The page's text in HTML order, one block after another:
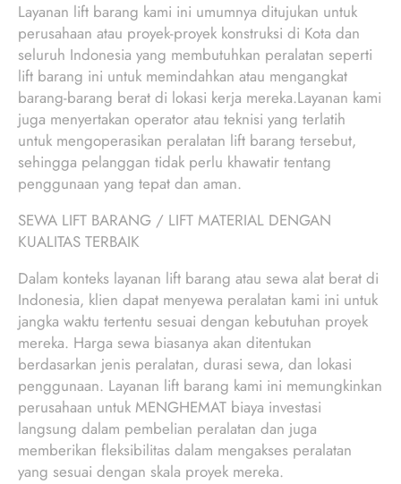
Layanan lift barang kami ini umumnya ditujukan untuk
perusahaan atau proyek-proyek konstruksi di Kota dan
seluruh Indonesia yang membutuhkan peralatan seperti
lift barang ini untuk memindahkan atau mengangkat
barang-barang berat di lokasi kerja mereka.Layanan kami
juga menyertakan operator atau teknisi yang terlatih
untuk mengoperasikan peralatan lift barang tersebut,
sehingga pelanggan tidak perlu khawatir tentang
penggunaan yang tepat dan aman.
SEWA LIFT BARANG / LIFT MATERIAL DENGAN
KUALITAS TERBAIK
Dalam konteks layanan lift barang atau sewa alat berat di
Indonesia, klien dapat menyewa peralatan kami ini untuk
jangka waktu tertentu sesuai dengan kebutuhan proyek
mereka. Harga sewa biasanya akan ditentukan
berdasarkan jenis peralatan, durasi sewa, dan lokasi
penggunaan. Layanan lift barang kami ini memungkinkan
perusahaan untuk MENGHEMAT biaya investasi
langsung dalam pembelian peralatan dan juga
memberikan fleksibilitas dalam mengakses peralatan
yang sesuai dengan skala proyek mereka.